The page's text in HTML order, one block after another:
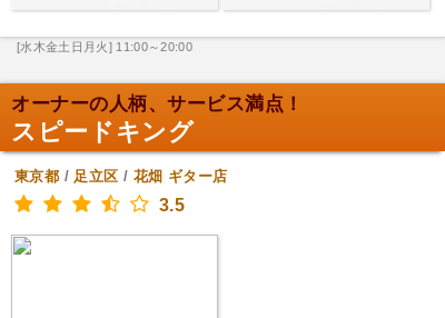
[水木金土日月火] 11:00～20:00
オーナーの人柄、サービス満点！
スピードキング
東京都 / 足立区 / 花畑 ギター店
3.5